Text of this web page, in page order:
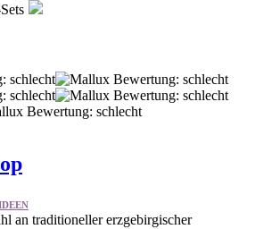
an traditioneller erzgebirgischer